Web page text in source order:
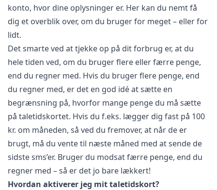
konto, hvor dine oplysninger er. Her kan du nemt få
dig et overblik over, om du bruger for meget – eller for
lidt.
Det smarte ved at tjekke op på dit forbrug er, at du
hele tiden ved, om du bruger flere eller færre penge,
end du regner med. Hvis du bruger flere penge, end
du regner med, er det en god idé at sætte en
begrænsning på, hvorfor mange penge du må sætte
på taletidskortet. Hvis du f.eks. lægger dig fast på 100
kr. om måneden, så ved du fremover, at når de er
brugt, må du vente til næste måned med at sende de
sidste sms’er. Bruger du modsat færre penge, end du
regner med – så er det jo bare lækkert!
Hvordan aktiverer jeg mit taletidskort?